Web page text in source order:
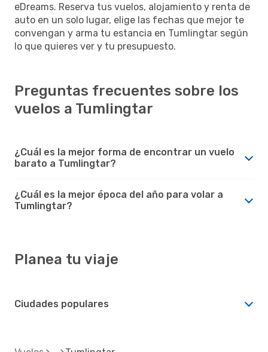
eDreams. Reserva tus vuelos, alojamiento y renta de
auto en un solo lugar, elige las fechas que mejor te
convengan y arma tu estancia en Tumlingtar según
lo que quieres ver y tu presupuesto.
Preguntas frecuentes sobre los
vuelos a Tumlingtar
¿Cuál es la mejor forma de encontrar un vuelo
barato a Tumlingtar?
¿Cuál es la mejor época del año para volar a
Tumlingtar?
Planea tu viaje
Ciudades populares